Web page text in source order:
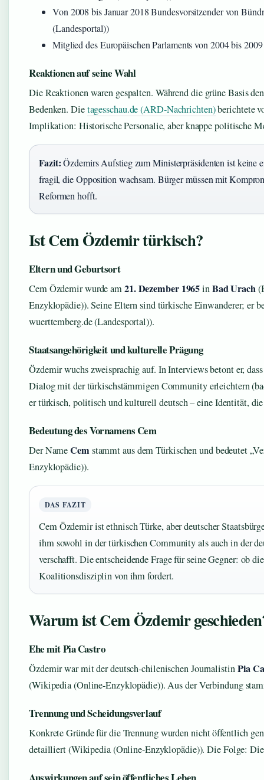
Von 2008 bis Januar 2018 Bundesvorsitzender von
(Landesportal))
Mitglied des Europäischen Parlaments von 2004 bis
Reaktionen auf seine Wahl
Die Reaktionen waren gespalten. Während die grüne Basis
Bedenken. Dietagesschau.de (ARD-Nachrichten)berichtete
Implikation: Historische Personalie, aber knappe politische
Fazit:Özdemirs Aufstieg zum Ministerpräsidenten ist keine
fragil, die Opposition wachsam. Bürger müssen mit
Reformen hofft.
Ist Cem Özdemir türkisch?
Eltern und Geburtsort
Cem Özdemir wurde am21. Dezember 1965inBad Urach
Enzyklopädie)). Seine Eltern sind türkische Einwanderer; er
wuerttemberg.de (Landesportal)).
Staatsangehörigkeit und kulturelle Prägung
Özdemir wuchs zweisprachig auf. In Interviews betont er,
Dialog mit der türkischstämmigen Community erleichtern
er türkisch, politisch und kulturell deutsch – eine Identität, die
Bedeutung des Vornamens Cem
Der NameCemstammt aus dem Türkischen und bedeutet
Enzyklopädie)).
DAS FAZIT
Cem Özdemir ist ethnisch Türke, aber deutscher
ihm sowohl in der türkischen Community als auch in der
verschafft. Die entscheidende Frage für seine Gegner: ob
Koalitionsdisziplin von ihm fordert.
Warum ist Cem Özdemir
Ehe mit Pia Castro
Özdemir war mit der deutsch-chilenischen JournalistinPia
(Wikipedia (Online-Enzyklopädie)). Aus der Verbindung
Trennung und Scheidungsverlauf
Konkrete Gründe für die Trennung wurden nicht öffentlich
detailliert (Wikipedia (Online-Enzyklopädie)). Die Folge: Die